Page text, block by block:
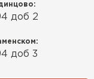
доб 2
доб 3